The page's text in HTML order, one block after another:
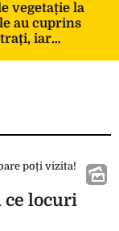
vegetație la
au cuprins
iar
ce locuri